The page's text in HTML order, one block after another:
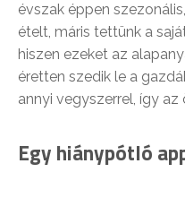
évszak éppen
ételt, máris tettünk a
hiszen ezeket az
éretten szedik le a
annyi vegyszerrel, így
Egy hiánypótló